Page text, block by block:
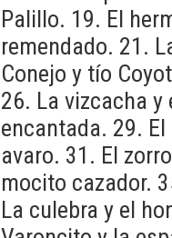
Palillo. 19. El
remendado. 21.
Conejo y tío
26. La vizcacha
encantada. 29.
avaro. 31. El
mocito cazador.
La culebra y el